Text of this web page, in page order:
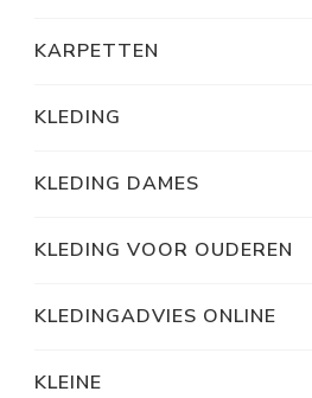
KARPETTEN
KLEDING
KLEDING DAMES
KLEDING VOOR OUDEREN
KLEDINGADVIES ONLINE
KLEINE